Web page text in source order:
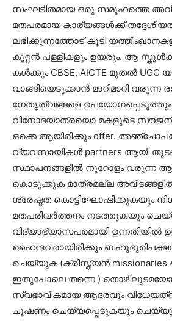
സംഘടിതമായ ഒരു സമൂഹത്തെ
മതപരമായ കാര്യങ്ങൾക്ക്
ലഭിക്കുന്നത്തോട് കൂടി
കൂറ്റൻ പള്ളികളും ഉയരും. ആ
കൾക്കും CBSE, AICTE മുതൽ UGC
വാങ്ങിയെടുക്കാൻ മാറിമാറി വരുന്ന
നേതൃത്വങ്ങളെ
വിനോദയാത്രയൊ മകളുടെ
ഒക്കെ ആയിരിക്കും offer.
വ്യവസായികൾ partners ആയി
സ്ഥാപനങ്ങളിൽ നൂറോളം വരുന്ന
കൊടുക്കുക മാത്രമല്ല അവിടങ്ങളിൽ
ശ്രേഷ്ഠത കൊട്ടിഘോഷിക്കുകയും
മതപരിവർത്തനം നടത്തുകയും
വിദ്യാഭ്യാസപരമായി ഉന്നതിയിൽ
ഹൈന്ദവരായിരിക്കും
ചെയ്യുക (ക്രിസ്ത്യൻ
ഇതുപോലെ തന്നെ )
സ്വഭാവികമായ ആദരവും
ചൂഷണം ചെയ്യപ്പെടുകയും